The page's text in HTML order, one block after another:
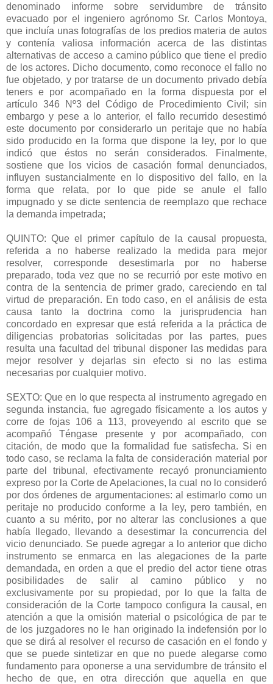
denominado informe sobre servidumbre de tránsito
evacuado por el ingeniero agrónomo Sr. Carlos Montoya,
que incluía unas fotografías de los predios materia de autos
y contenía valiosa información acerca de las distintas
alternativas de acceso a camino público que tiene el predio
de los actores. Dicho documento, como reconoce el fallo no
fue objetado, y por tratarse de un documento privado debía
teners e por acompañado en la forma dispuesta por el
artículo 346 Nº3 del Código de Procedimiento Civil; sin
embargo y pese a lo anterior, el fallo recurrido desestimó
este documento por considerarlo un peritaje que no había
sido producido en la forma que dispone la ley, por lo que
indicó que éstos no serán considerados. Finalmente,
sostiene que los vicios de casación formal denunciados,
influyen sustancialmente en lo dispositivo del fallo, en la
forma que relata, por lo que pide se anule el fallo
impugnado y se dicte sentencia de reemplazo que rechace
la demanda impetrada;
QUINTO: Que el primer capítulo de la causal propuesta,
referida a no haberse realizado la medida para mejor
resolver, corresponde desestimarla por no haberse
preparado, toda vez que no se recurrió por este motivo en
contra de la sentencia de primer grado, careciendo en tal
virtud de preparación. En todo caso, en el análisis de esta
causa tanto la doctrina como la jurisprudencia han
concordado en expresar que está referida a la práctica de
diligencias probatorias solicitadas por las partes, pues
resulta una facultad del tribunal disponer las medidas para
mejor resolver y dejarlas sin efecto si no las estima
necesarias por cualquier motivo.
SEXTO: Que en lo que respecta al instrumento agregado en
segunda instancia, fue agregado físicamente a los autos y
corre de fojas 106 a 113, proveyendo al escrito que se
acompañó Téngase presente y por acompañado, con
citación, de modo que la formalidad fue satisfecha. Si en
todo caso, se reclama la falta de consideración material por
parte del tribunal, efectivamente recayó pronunciamiento
expreso por la Corte de Apelaciones, la cual no lo consideró
por dos órdenes de argumentaciones: al estimarlo como un
peritaje no producido conforme a la ley, pero también, en
cuanto a su mérito, por no alterar las conclusiones a que
había llegado, llevando a desestimar la concurrencia del
vicio denunciado. Se puede agregar a lo anterior que dicho
instrumento se enmarca en las alegaciones de la parte
demandada, en orden a que el predio del actor tiene otras
posibilidades de salir al camino público y no
exclusivamente por su propiedad, por lo que la falta de
consideración de la Corte tampoco configura la causal, en
atención a que la omisión material o psicológica de par te
de los juzgadores no le han originado la indefensión por lo
que se dirá al resolver el recurso de casación en el fondo y
que se puede sintetizar en que no puede alegarse como
fundamento para oponerse a una servidumbre de tránsito el
hecho de que, en otra dirección que aquella en que